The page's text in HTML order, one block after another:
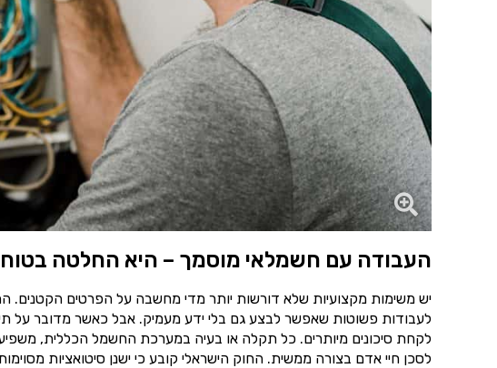
העבודה עם חשמלאי מוסמך – היא החלטה
יש משימות מקצועיות שלא דורשות יותר מדי מחשבה על הפרטים הקטנים.
לעבודות פשוטות שאפשר לבצע גם בלי ידע מעמיק. אבל כאשר מדובר על
לקחת סיכונים מיותרים. כל תקלה או בעיה במערכת החשמל הכללית,
לסכן חיי אדם בצורה ממשית. החוק הישראלי קובע כי ישנן סיטואציות